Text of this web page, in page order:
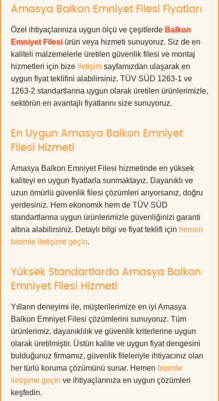
Amasya Balkon Emniyet Filesi Fiyatları
Özel ihtiyaçlarınıza uygun ölçü ve çeşitlerde Balkon
Emniyet Filesi ürün veya hizmeti sunuyoruz. Siz de en
kaliteli malzemelerle üretilen güvenlik filesi ve montaj
hizmetleri için bize iletişim sayfamızdan ulaşarak en
uygun fiyat teklifini alabilirsiniz. TÜV SÜD 1263-1 ve
1263-2 standartlarına uygun olarak üretilen ürünlerimizle,
sektörün en avantajlı fiyatlarını size sunuyoruz.
En Uygun Amasya Balkon Emniyet
Filesi Hizmeti
Amasya Balkon Emniyet Filesi hizmetinde en yüksek
kaliteyi en uygun fiyatlarla sunmaktayız. Dayanıklı ve
uzun ömürlü güvenlik filesi çözümleri arıyorsanız, doğru
yerdesiniz. Hem ekonomik hem de TÜV SÜD
standartlarına uygun ürünlerimizle güvenliğinizi garanti
altına alabilirsiniz. Detaylı bilgi ve fiyat teklifi için hemen
bizimle iletişime geçin.
Yüksek Standartlarda Amasya Balkon
Emniyet Filesi Hizmeti
Yılların deneyimi ile, müşterilerimize en iyi Amasya
Balkon Emniyet Filesi çözümlerini sunuyoruz. Tüm
ürünlerimiz, dayanıklılık ve güvenlik kriterlerine uygun
olarak üretilmiştir. Üstün kalite ve uygun fiyat dengesini
bulduğunuz firmamız, güvenlik fileleriyle ihtiyacınız olan
her türlü koruma çözümünü sunar. Hemen bizimle
iletişime geçin ve ihtiyaçlarınıza en uygun çözümleri
keşfedin.